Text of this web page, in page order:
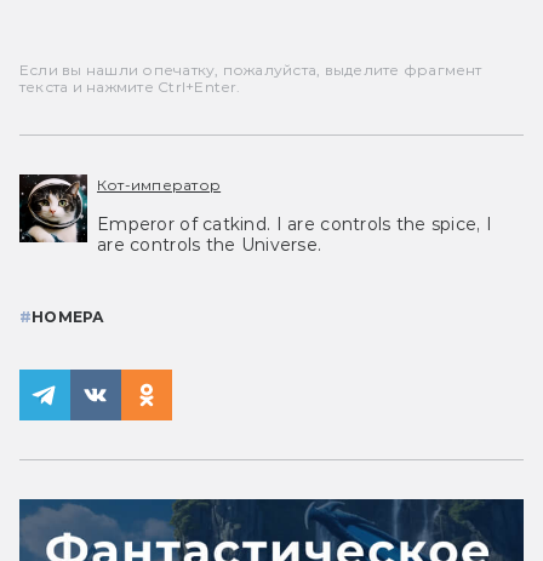
Если вы нашли опечатку, пожалуйста, выделите фрагмент
текста и нажмите Ctrl+Enter.
Кот-император
Emperor of catkind. I are controls the spice, I
are controls the Universe.
#НОМЕРА